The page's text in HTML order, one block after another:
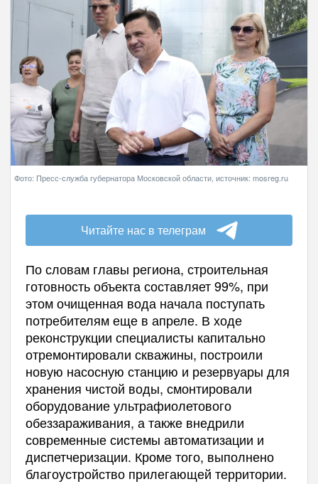
Фото: Пресс-служба губернатора Московской области, источник: mosreg.ru
Читайте нас в телеграм
По словам главы региона, строительная
готовность объекта составляет 99%, при
этом очищенная вода начала поступать
потребителям еще в апреле. В ходе
реконструкции специалисты капитально
отремонтировали скважины, построили
новую насосную станцию и резервуары для
хранения чистой воды, смонтировали
оборудование ультрафиолетового
обеззараживания, а также внедрили
современные системы автоматизации и
диспетчеризации. Кроме того, выполнено
благоустройство прилегающей территории.